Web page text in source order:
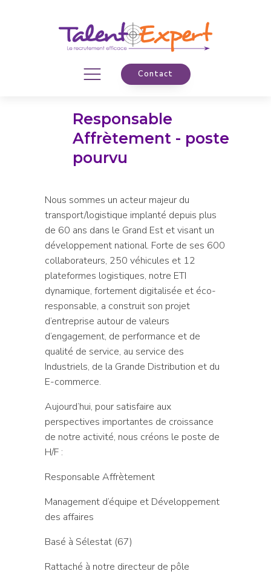
Contact
Responsable
Affrètement - poste
pourvu
Nous sommes un acteur majeur du
transport/logistique implanté depuis plus
de 60 ans dans le Grand Est et visant un
développement national. Forte de ses 600
collaborateurs, 250 véhicules et 12
plateformes logistiques, notre ETI
dynamique, fortement digitalisée et éco-
responsable, a construit son projet
d’entreprise autour de valeurs
d’engagement, de performance et de
qualité de service, au service des
Industriels, de la Grande Distribution et du
E-commerce.
Aujourd’hui, pour satisfaire aux
perspectives importantes de croissance
de notre activité, nous créons le poste de
H/F :
Responsable Affrètement
Management d’équipe et Développement
des affaires
Basé à Sélestat (67)
Rattaché à notre directeur de pôle